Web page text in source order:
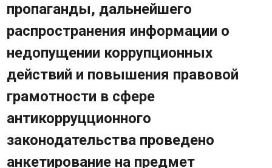
Государственные закупки
пропаганды, дальнейшего
распространения информации о
недопущении коррупционных
действий и повышения правовой
грамотности в сфере
антикорруцционного
законодательства проведено
анкетирование на предмет